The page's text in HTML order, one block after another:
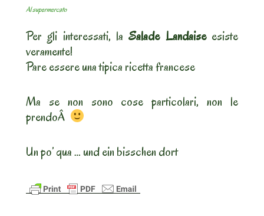
Al supermercato
Per gli interessati, laSalade Landaiseesiste
veramente!
Pare essere una tipica ricetta francese
Ma se non sono cose particolari, non le
prendoÂ
Un po’ qua … und ein bisschen dort